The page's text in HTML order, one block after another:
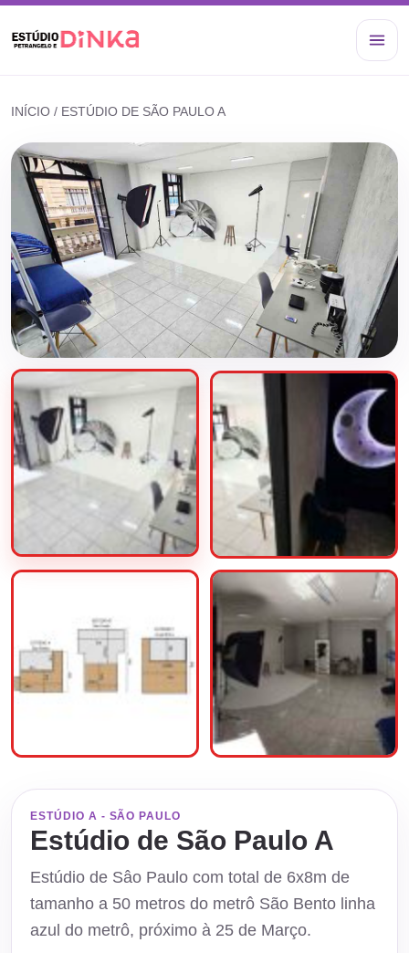
INÍCIO / ESTÚDIO DE SÃO PAULO A
ESTÚDIO A - SÃO PAULO
Estúdio de São Paulo A
Estúdio de Sâo Paulo com total de 6x8m de
tamanho a 50 metros do metrô São Bento linha
azul do metrô, próximo à 25 de Março.